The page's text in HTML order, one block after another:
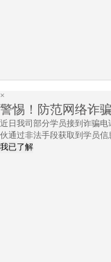
×
警惕！防范网络诈骗
近日我司部分学员接到诈骗电
伙通过非法手段获取到学员
我已了解